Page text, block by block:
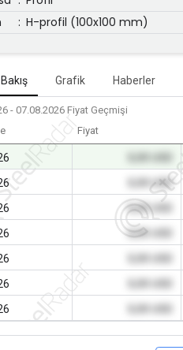
: H-profil (100x100 mm)
Grafik Haberler
- 07.08.2026 Fiyat Geçmişi
Fiyat
0,00 USD
0,00 USD
0,00 USD